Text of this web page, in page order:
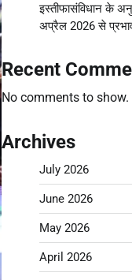
इस्तीफासंविधान के
अप्रैल 2026 से
Recent
No comments to show.
Archives
July 2026
June 2026
May 2026
April 2026